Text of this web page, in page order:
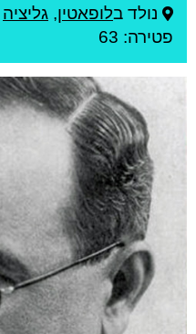
נולד בלופאטין, גליציה
פטירה: 63